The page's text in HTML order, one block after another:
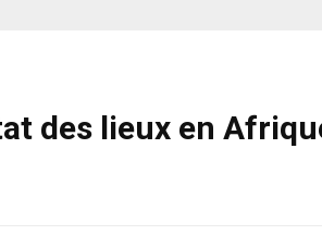
des lieux en